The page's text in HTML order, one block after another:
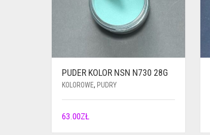
PUDER KOLOR NSN N730 28G
KOLOROWE, PUDRY
63.00ZŁ